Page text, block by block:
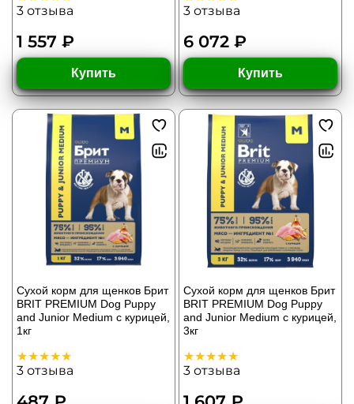
3 отзыва
1 557 ₽
Купить
3 отзыва
6 072 ₽
Купить
Сухой корм для щенков Брит
BRIT PREMIUM Dog Puppy
and Junior Medium с курицей,
1кг
3 отзыва
Сухой корм для щенков Брит
BRIT PREMIUM Dog Puppy
and Junior Medium с курицей,
3кг
3 отзыва